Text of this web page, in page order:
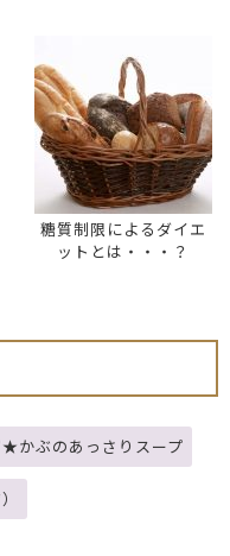
糖質制限によるダイエ
ットとは・・・？
かぶのあっさりスープ